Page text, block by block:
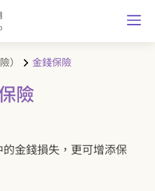
） 金錢保險
險
金錢損失，更可增添保